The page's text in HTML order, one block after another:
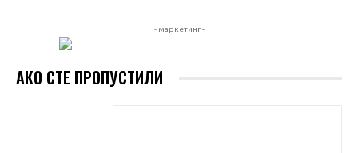
- маркетинг -
АКО СТЕ ПРОПУСТИЛИ